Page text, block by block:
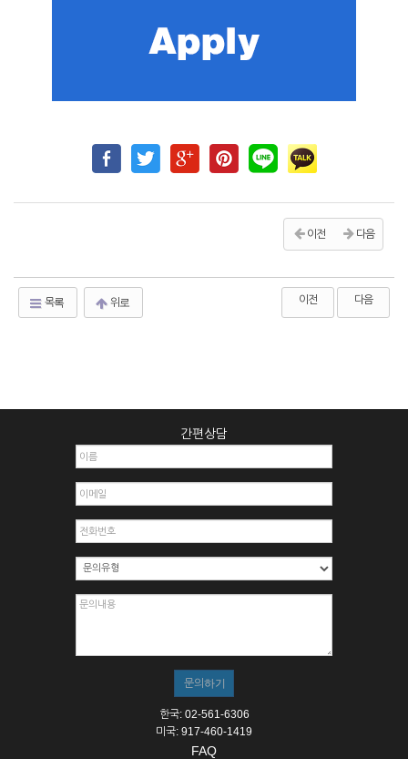
이전 다음
목록 위로 이전 다음
간편상담
한국: 02-561-6306
미국: 917-460-1419
FAQ